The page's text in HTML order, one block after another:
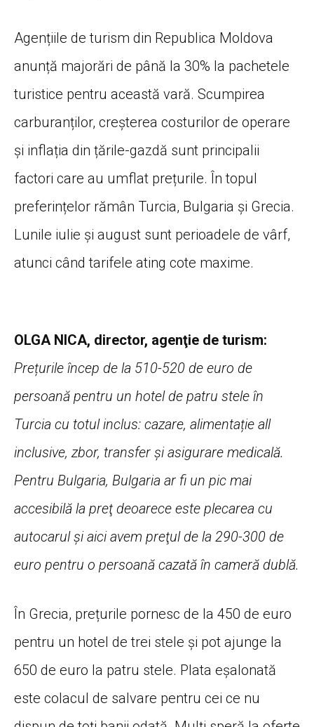
Agențiile de turism din Republica Moldova
anunță majorări de până la 30% la pachetele
turistice pentru această vară. Scumpirea
carburanților, creșterea costurilor de operare
și inflația din țările-gazdă sunt principalii
factori care au umflat prețurile. În topul
preferințelor rămân Turcia, Bulgaria și Grecia.
Lunile iulie și august sunt perioadele de vârf,
atunci când tarifele ating cote maxime.
OLGA NICA, director, agenţie de turism:
Prețurile încep de la 510-520 de euro de
persoană pentru un hotel de patru stele în
Turcia cu totul inclus: cazare, alimentație all
inclusive, zbor, transfer şi asigurare medicală.
Pentru Bulgaria, Bulgaria ar fi un pic mai
accesibilă la preţ deoarece este plecarea cu
autocarul şi aici avem preţul de la 290-300 de
euro pentru o persoană cazată în cameră dublă.
În Grecia, prețurile pornesc de la 450 de euro
pentru un hotel de trei stele și pot ajunge la
650 de euro la patru stele. Plata eșalonată
este colacul de salvare pentru cei ce nu